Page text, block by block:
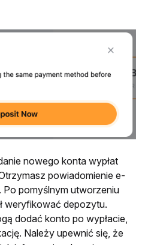
nowego konta wypłat
powiadomienie e-
Po pomyślnym utworzeniu
weryfikować depozytu.
dodać konto po wypłacie,
Należy upewnić się, że